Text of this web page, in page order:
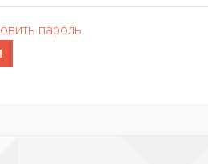
пароль